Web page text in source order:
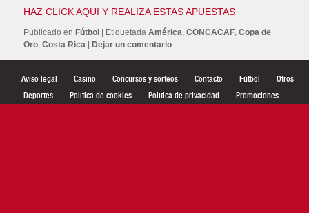
HAZ CLICK AQUI Y REALIZA ESTAS APUESTAS
Publicado en Fútbol Etiquetada América,CONCACAF,Copa de
Oro,Costa Rica Dejar un comentario
Aviso legal Casino Concursos y sorteos Contacto Fútbol
Otros
Deportes
Política de cookies Política de privacidad Promociones